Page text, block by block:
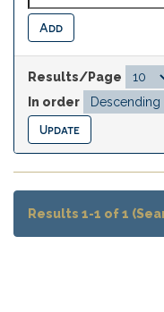
Results/Page
In order
Results 1-1 of 1